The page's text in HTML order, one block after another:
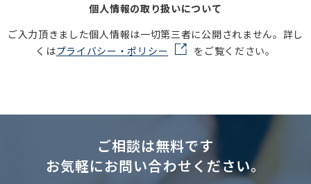
個人情報の取り扱いについて
ご入力頂きました個人情報は一切第三者に公開されません。詳し
くはプライバシー・ポリシー をご覧ください。
ご相談は無料です
お気軽にお問い合わせください。